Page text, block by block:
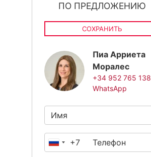
ПО ПРЕДЛОЖЕНИЮ
СОХРАНИТЬ
Пиа Арриета
Моралес
+34 952 765 138
WhatsApp
Россия
+7